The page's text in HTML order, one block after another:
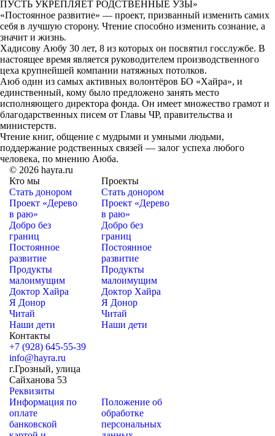
ПУСТЬ УКРЕПЛЯЕТ РОДСТВЕННЫЕ УЗЫ»
«Постоянное развитие» — проект, призванный изменить самих
себя в лучшую сторону. Чтение способно изменить сознание, а
значит и жизнь.
Хадисову Аюбу 30 лет, 8 из которых он посвятил госслужбе. В
настоящее время является руководителем производственного
цеха крупнейшей компании натяжных потолков.
Аюб один из самых активных волонтёров БО «Хайра», и
единственный, кому было предложено занять место
исполняющего директора фонда. Он имеет множество грамот и
благодарственных писем от Главы ЧР, правительства и
министерств.
Чтение книг, общение с мудрыми и умными людьми,
поддержание родственных связей — залог успеха любого
человека, по мнению Аюба.
© 2026 hayra.ru
Кто мы
Стать донором
Проект «Дерево
в раю»
Добро без
границ
Постоянное
развитие
Продукты
малоимущим
Доктор Хайра
Я Донор
Читай
Наши дети
Проекты
Стать донором
Проект «Дерево
в раю»
Добро без
границ
Постоянное
развитие
Продукты
малоимущим
Доктор Хайра
Я Донор
Читай
Наши дети
Контакты
+7 (928) 645-55-39
info@hayra.ru
г.Грозный, улица
Сайханова 53
Реквизиты
Информация по
оплате
банковской
Положение об
обработке
персональных